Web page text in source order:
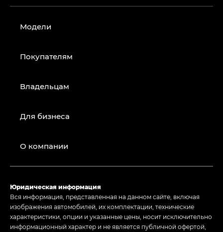
Модели
Покупателям
Владельцам
Для бизнеса
О компании
Юридическая информация
Вся информация, представленная на данном сайте, включая
изображения автомобилей, их комплектации, технические
характеристики, опции и указанные цены, носит исключительно
информационный характер и не является публичной офертой,